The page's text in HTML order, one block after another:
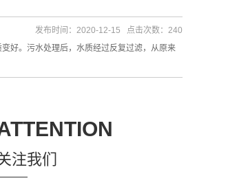
。污水处理后，水质经过反复过滤，从原来
发布时间：2020-12-15 点击次数：240
注我们